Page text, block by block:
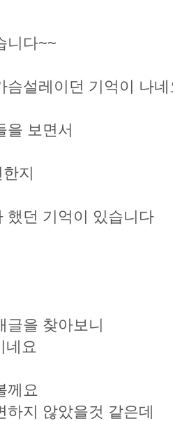
니다~~
슴설레이던 기억이 나네
을 보면서
지
했던 기억이 있습니다
글을 찾아보니
네요
께요
하지 않았을것 같은데